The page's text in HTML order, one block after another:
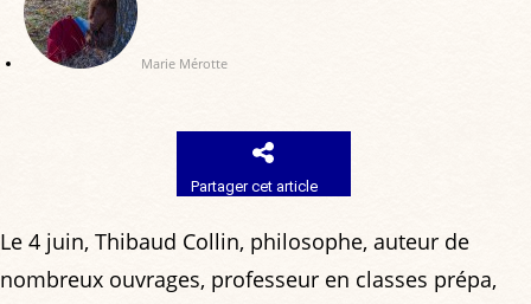
Marie Mérotte
Partager cet article
Le 4 juin, Thibaud Collin, philosophe, auteur de
nombreux ouvrages, professeur en classes prépa,